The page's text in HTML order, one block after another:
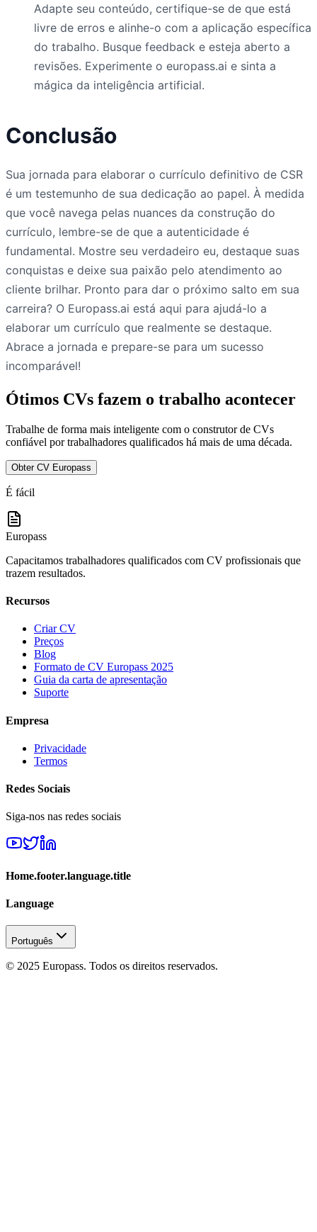
Adapte seu conteúdo, certifique-se de que está
livre de erros e alinhe-o com a aplicação específica
do trabalho. Busque feedback e esteja aberto a
revisões. Experimente o europass.ai e sinta a
mágica da inteligência artificial.
Conclusão
Sua jornada para elaborar o currículo definitivo de CSR
é um testemunho de sua dedicação ao papel. À medida
que você navega pelas nuances da construção do
currículo, lembre-se de que a autenticidade é
fundamental. Mostre seu verdadeiro eu, destaque suas
conquistas e deixe sua paixão pelo atendimento ao
cliente brilhar. Pronto para dar o próximo salto em sua
carreira? O Europass.ai está aqui para ajudá-lo a
elaborar um currículo que realmente se destaque.
Abrace a jornada e prepare-se para um sucesso
incomparável!
Ótimos CVs fazem o trabalho acontecer
Trabalhe de forma mais inteligente com o construtor de CVs
confiável por trabalhadores qualificados há mais de uma década.
Obter CV Europass
É fácil
Europass
Capacitamos trabalhadores qualificados com CV profissionais que
trazem resultados.
Recursos
Criar CV
Preços
Blog
Formato de CV Europass 2025
Guia da carta de apresentação
Suporte
Empresa
Privacidade
Termos
Redes Sociais
Siga-nos nas redes sociais
Home.footer.language.title
Language
Português
© 2025 Europass. Todos os direitos reservados.